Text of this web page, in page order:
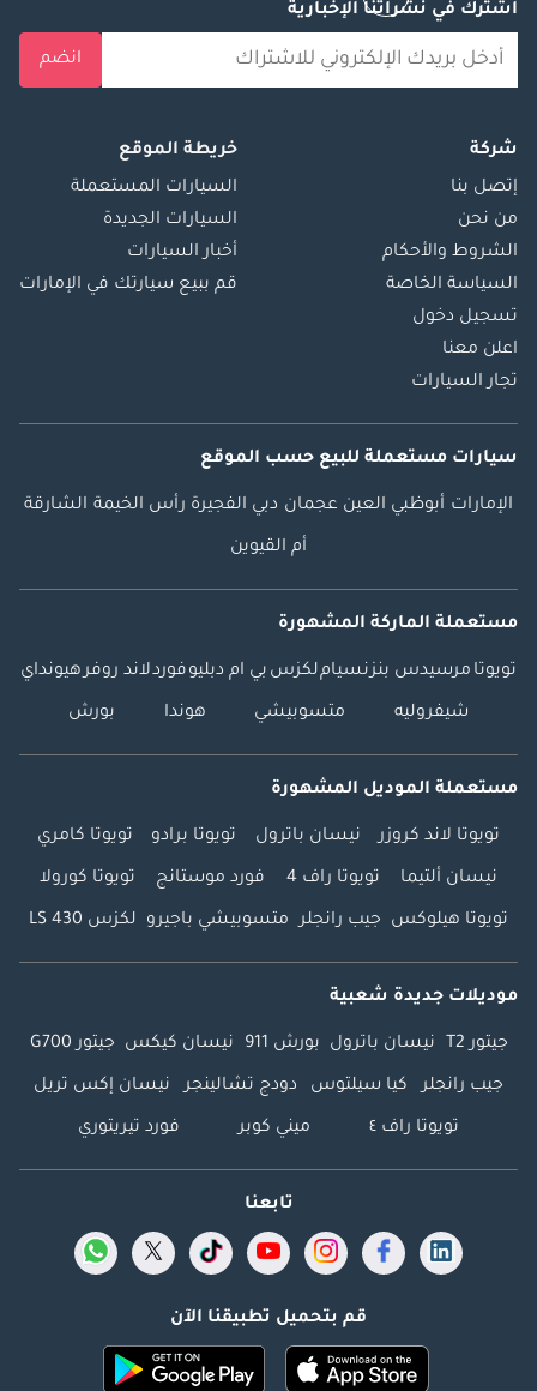
اشترك في نشراتنا الإخبارية
انضم
شركة
إتصل بنا
من نحن
الشروط والأحكام
السياسة الخاصة
تسجيل دخول
اعلن معنا
تجار السيارات
خريطة الموقع
السيارات المستعملة
السيارات الجديدة
أخبار السيارات
قم ببيع سيارتك في الإمارات
سيارات مستعملة للبيع حسب الموقع
الإمارات أبوظبي العين عجمان دبي الفجيرة رأس الخيمة الشارقة
أم القيوين
مستعملة الماركة المشهورة
تويوتا مرسيدس بنزنسياملكزس بي ام دبليوفوردلاند روفرهيونداي
شيفروليه متسوبيشي هوندا بورش
مستعملة الموديل المشهورة
تويوتا لاند كروزر نيسان باترول تويوتا برادو تويوتا كامري
نيسان ألتيما تويوتا راف 4 فورد موستانج تويوتا كورولا
تويوتا هيلوكس جيب رانجلر متسوبيشي باجيرو لكزس LS 430
موديلات جديدة شعبية
جيتور T2 نيسان باترول بورش 911 نيسان كيكس جيتور G700
جيب رانجلر كيا سيلتوس دودج تشالينجر نيسان إكس تريل
تويوتا راف ٤ ميني كوبر فورد تيريتوري
تابعنا
قم بتحميل تطبيقنا الآن